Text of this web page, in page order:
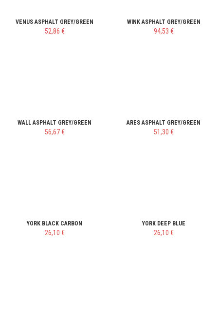
VENUS ASPHALT GREY/GREEN
52,86 €
WINK ASPHALT GREY/GREEN
94,53 €
WALL ASPHALT GREY/GREEN
56,67 €
ARES ASPHALT GREY/GREEN
51,30 €
YORK BLACK CARBON
26,10 €
YORK DEEP BLUE
26,10 €